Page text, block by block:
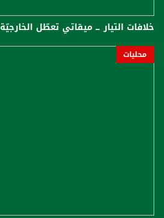
خلافات التيار ــ ميقاتي تعطّل الخارجيّة
محليات